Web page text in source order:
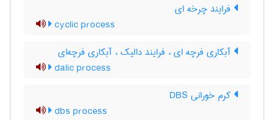
فرایند چرخه ای
cyclic process
آبکاری فرچه ای ، فرایند دالیک ، آبکاری فرچه‌ای
dalic process
کرم خورانی DBS
dbs process